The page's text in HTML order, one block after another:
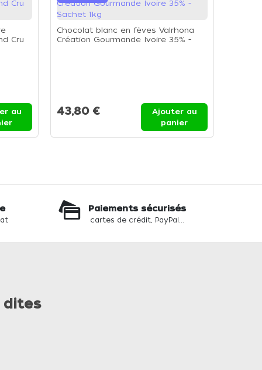
Cru
au
Chocolat blanc en fèves Valrhona
Création Gourmande Ivoire 35% -
43,80 €
Ajouter au
panier
Paiements sécurisés
cartes de crédit, PayPal...
dites